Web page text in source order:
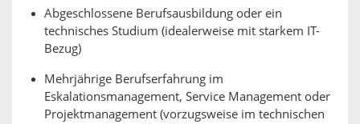
Abgeschlossene Berufsausbildung oder ein
technisches Studium (idealerweise mit starkem IT-
Bezug)
Mehrjährige Berufserfahrung im
Eskalationsmanagement, Service Management oder
Projektmanagement (vorzugsweise im technischen